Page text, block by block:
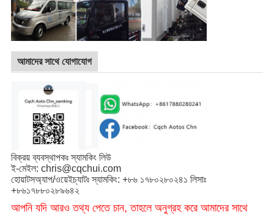
আমাদের সাথে যোগাযোগ
বিক্রয় ব্যবস্থাপকঃ স্যামকিং লিউ
ই-মেইল: chris@cqchui.com
হোয়াটসঅ্যাপ/ওয়েইচ্যাটঃ স্যামকিং: +৮৬ ১৭৮০২৮০২৪১ লিসাঃ
+৮৬১৭৮৮০২৮৯৬৪২
আপনি যদি আরও তথ্য পেতে চান, তাহলে অনুগ্রহ করে আমাদের সাথে